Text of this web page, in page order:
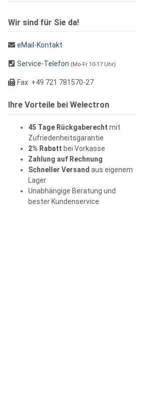
Wir sind für Sie da!
eMail-Kontakt
Service-Telefon (Mo-Fr 10-17 Uhr)
Fax: +49 721 781570-27
Ihre Vorteile bei Welectron
45 Tage Rückgaberecht mit
Zufriedenheitsgarantie
2% Rabatt bei Vorkasse
Zahlung auf Rechnung
Schneller Versand aus eigenem
Lager
Unabhängige Beratung und
bester Kundenservice